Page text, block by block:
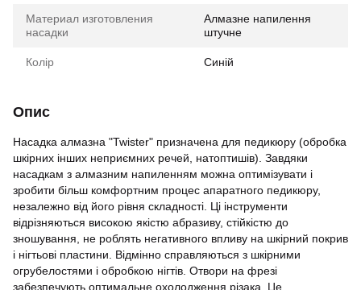
Материал изготовления
насадки
Алмазне напилення
штучне
Колір Синій
Опис
Насадка алмазна "Twister" призначена для педикюру (обробка
шкірних інших неприємних речей, натоптишів). Завдяки
насадкам з алмазним напиленням можна оптимізувати і
зробити більш комфортним процес апаратного педикюру,
незалежно від його рівня складності. Ці інструменти
відрізняються високою якістю абразиву, стійкістю до
зношування, не роблять негативного впливу на шкірний покрив
і нігтьові пластини. Відмінно справляються з шкірними
огрубелостями і обробкою нігтів. Отвори на фрезі
забезпечують оптимальне охолодження різака. Це